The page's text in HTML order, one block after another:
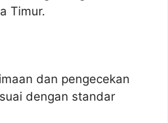
Timur.
dan pengecekan
dengan standar